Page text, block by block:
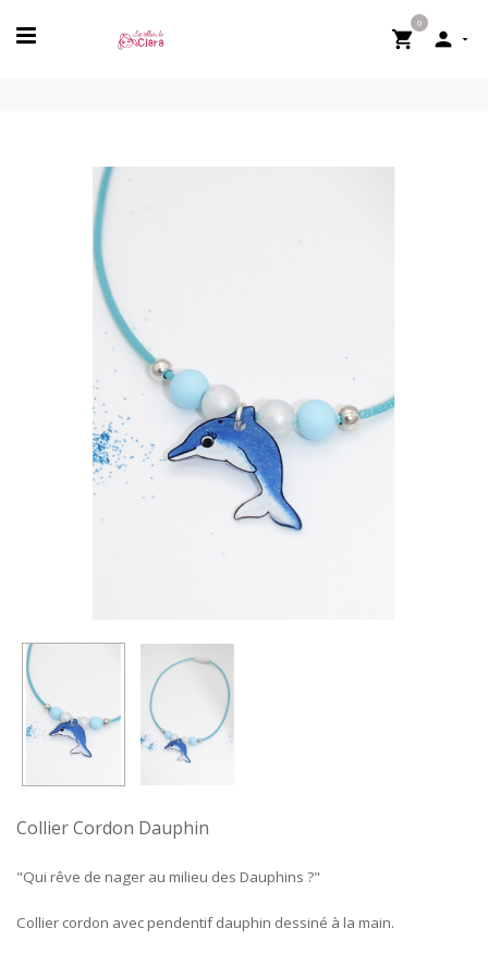

0

Collier Cordon Dauphin
"Qui rêve de nager au milieu des Dauphins ?"
Collier cordon avec pendentif dauphin dessiné à la main.